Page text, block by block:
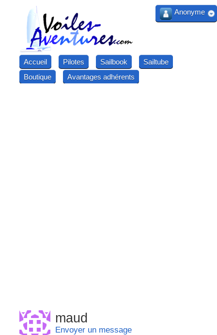
Accueil Pilotes Sailbook
Sailtube
Boutique
Avantages adhérents
maud
Envoyer un message
Anonyme